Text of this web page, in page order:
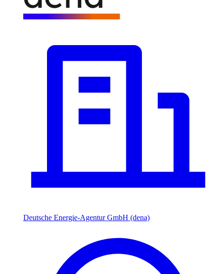
Deutsche Energie-Agentur GmbH (dena)